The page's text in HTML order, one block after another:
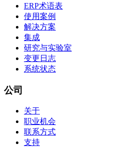
ERP术语表
使用案例
解决方案
集成
研究与实验室
变更日志
系统状态
公司
关于
职业机会
联系方式
支持